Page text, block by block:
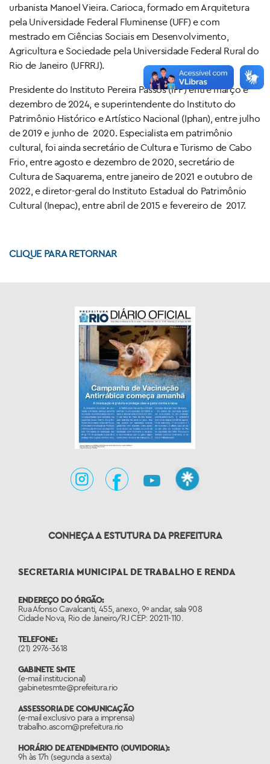
urbanista Manoel Vieira. Carioca, formado em Arquitetura
pela Universidade Federal Fluminense (UFF) e com
mestrado em Ciências Sociais em Desenvolvimento,
Agricultura e Sociedade pela Universidade Federal Rural do
Rio de Janeiro (UFRRJ).
Presidente do Instituto Pereira Passos (IPP) entre março e
dezembro de 2024, e superintendente do Instituto do
Patrimônio Histórico e Artístico Nacional (Iphan), entre julho
de 2019 e junho de 2020. Especialista em patrimônio
cultural, foi ainda secretário de Cultura e Turismo de Cabo
Frio, entre agosto e dezembro de 2020, secretário de
Cultura de Saquarema, entre janeiro de 2021 e outubro de
2022, e diretor-geral do Instituto Estadual do Patrimônio
Cultural (Inepac), entre abril de 2015 e fevereiro de 2017.
CLIQUE PARA RETORNARxEntre as o
CONHEÇA A ESTUTURA DA PREFEITURA
SECRETARIA MUNICIPAL DE TRABALHO E RENDA
ENDEREÇO DO ÓRGÃO:
Rua Afonso Cavalcanti, 455, anexo, 9º andar, sala 908
Cidade Nova, Rio de Janeiro/RJ CEP: 20211-110.
TELEFONE:
(21) 2976-3618
GABINETE SMTE
(e-mail institucional)
gabinetesmte@prefeitura.rio
ASSESSORIA DE COMUNICAÇÃO
(e-mail exclusivo para a imprensa)
trabalho.ascom@prefeitura.rio
HORÁRIO DE ATENDIMENTO (OUVIDORIA):
9h às 17h (segunda a sexta)